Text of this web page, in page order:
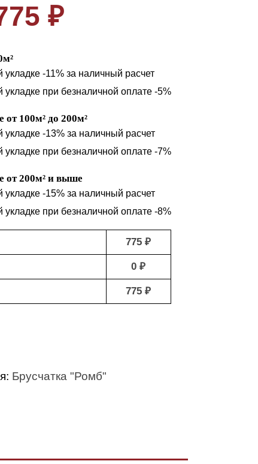
₽
-11% за наличный расчет
при безналичной оплате -5%
100м² до 200м²
-13% за наличный расчет
при безналичной оплате -7%
от 200м² и выше
-15% за наличный расчет
при безналичной оплате -8%
775 ₽
0 ₽
775 ₽
Брусчатка "Ромб"